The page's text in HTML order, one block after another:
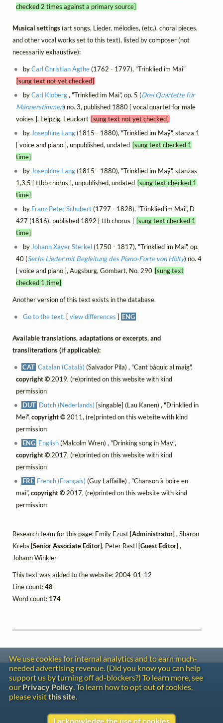
checked 2 times against a primary source]
Musical settings(art songs, Lieder, mélodies, (etc.), choral pieces,
and other vocal works set to this text), listed by composer (not
necessarily exhaustive):
byCarl Christian Agthe(1762 - 1797), "Trinklied im Mai"
[sung text not yet checked]
byCarl Kloberg, "Trinklied im Mai", op. 5 (Drei Quartette für
Männerstimmen) no. 3, published 1880 [ vocal quartet for male
voices ], Leipzig, Leuckart [sung text not yet checked]
by Josephine Lang(1815 - 1880), "Trinklied im Maÿ", stanza 1
[ voice and piano ], unpublished, undated [sung text checked 1
time]
by Josephine Lang(1815 - 1880), "Trinklied im Maÿ", stanzas
1,3,5 [ ttbb chorus ], unpublished, undated [sung text checked 1
time]
by Franz Peter Schubert(1797 - 1828), "Trinklied im Mai", D
427 (1816), published 1892 [ ttb chorus ] [sung text checked 1
time]
by Johann Xaver Sterkel(1750 - 1817), "Trinklied im Mai", op.
40 (Sechs Lieder mit Begleitung des Piano-Forte von Hölty) no. 4
[ voice and piano ], Augsburg, Gombart, No. 290 [sung text
checked 1 time]
Another version of this text exists in the database.
Go to the text. [view differences ] ENG
Available translations, adaptations or excerpts, and
transliterations (if applicable):
CAT Catalan (Català) (Salvador Pila) , "Cant bàquic al maig",
copyright ©2019, (re)printed on this website with kind
permission
DUT Dutch (Nederlands) [singable] (Lau Kanen) , "Drinklied in
Mei", copyright ©2011, (re)printed on this website with kind
permission
ENG English(Malcolm Wren) , "Drinking song in May",
copyright ©2017, (re)printed on this website with kind
permission
FRE French (Français) (Guy Laffaille) , "Chanson à boire en
mai", copyright ©2017, (re)printed on this website with kind
permission
Research team for this page: Emily Ezust [Administrator] , Sharon
Krebs [Senior Associate Editor], Peter Rastl [Guest Editor] ,
Johann Winkler
This text was added to the website: 2004-01-12
Line count:48
Word count: 174
We use cookies for internal analytics and to earn much-
needed advertising revenue. (Did you know you can help
support us by turning off ad-blockers?) To learn more, see
our Privacy Policy. To learn how to opt out of cookies,
please visitthis site.
I acknowledge the use of cookies
Contact
Copyright
Privacy
Copyright © 2026 The LiederNet Archive